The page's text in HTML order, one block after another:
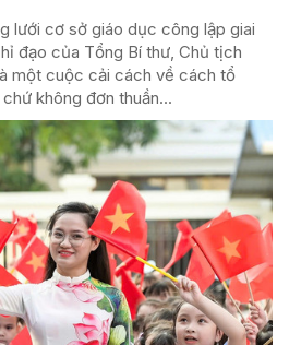
lưới cơ sở giáo dục công lập giai
đạo của Tổng Bí thư, Chủ tịch
một cuộc cải cách về cách tổ
không đơn thuần...